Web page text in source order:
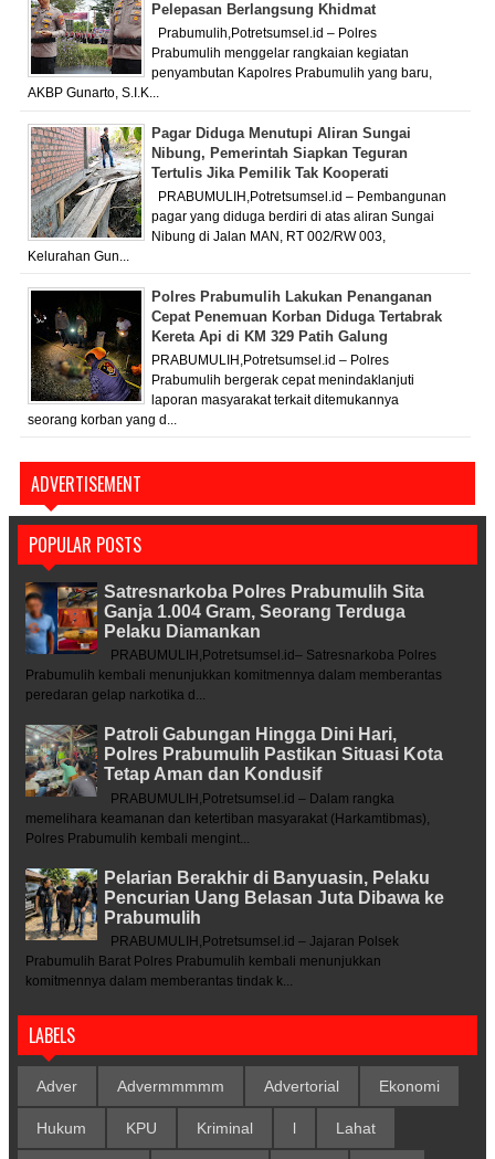
Pelepasan Berlangsung Khidmat
Prabumulih,Potretsumsel.id – Polres
Prabumulih menggelar rangkaian kegiatan
penyambutan Kapolres Prabumulih yang baru,
AKBP Gunarto, S.I.K...
Pagar Diduga Menutupi Aliran Sungai
Nibung, Pemerintah Siapkan Teguran
Tertulis Jika Pemilik Tak Kooperati
PRABUMULIH,Potretsumsel.id – Pembangunan
pagar yang diduga berdiri di atas aliran Sungai
Nibung di Jalan MAN, RT 002/RW 003,
Kelurahan Gun...
Polres Prabumulih Lakukan Penanganan
Cepat Penemuan Korban Diduga Tertabrak
Kereta Api di KM 329 Patih Galung
PRABUMULIH,Potretsumsel.id – Polres
Prabumulih bergerak cepat menindaklanjuti
laporan masyarakat terkait ditemukannya
seorang korban yang d...
ADVERTISEMENT
POPULAR POSTS
Satresnarkoba Polres Prabumulih Sita
Ganja 1.004 Gram, Seorang Terduga
Pelaku Diamankan
PRABUMULIH,Potretsumsel.id– Satresnarkoba Polres
Prabumulih kembali menunjukkan komitmennya dalam memberantas
peredaran gelap narkotika d...
Patroli Gabungan Hingga Dini Hari,
Polres Prabumulih Pastikan Situasi Kota
Tetap Aman dan Kondusif
PRABUMULIH,Potretsumsel.id – Dalam rangka
memelihara keamanan dan ketertiban masyarakat (Harkamtibmas),
Polres Prabumulih kembali mengint...
Pelarian Berakhir di Banyuasin, Pelaku
Pencurian Uang Belasan Juta Dibawa ke
Prabumulih
PRABUMULIH,Potretsumsel.id – Jajaran Polsek
Prabumulih Barat Polres Prabumulih kembali menunjukkan
komitmennya dalam memberantas tindak k...
LABELS
Adver Advermmmmm Advertorial Ekonomi
Hukum KPU Kriminal l Lahat